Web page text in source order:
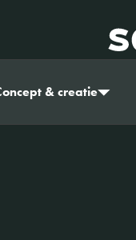
& creatie